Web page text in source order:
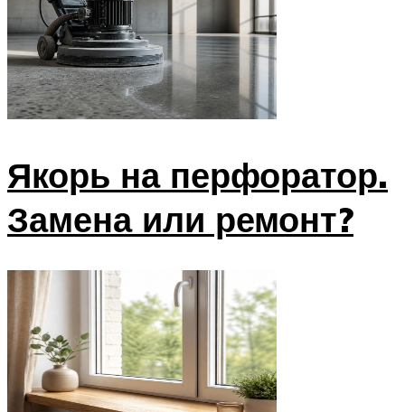
Якорь на перфоратор.
Замена или ремонт?